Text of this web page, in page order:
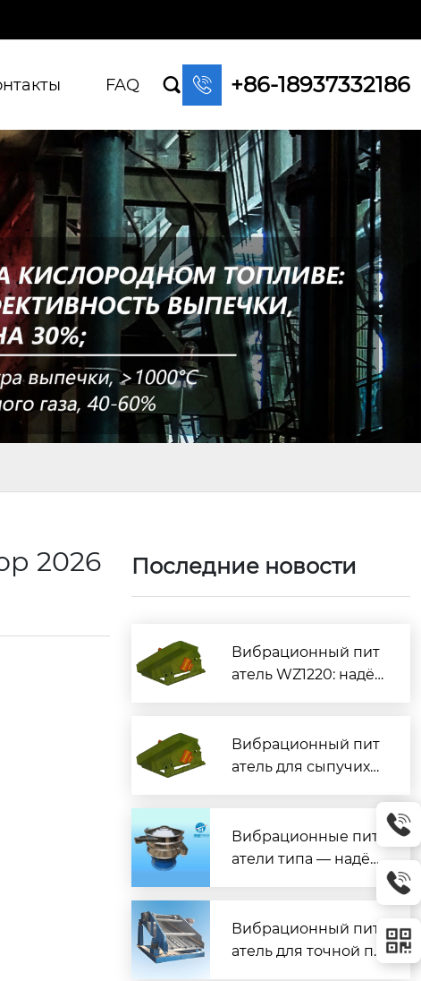
FAQ   +86-18937332186
2026 Последние новости
Вибрационный пит
атель WZ1220: надё
Вибрационный пит
атель для сыпучих
жная подача без пр
остоев
Вибрационные пит
атели типа — надёж
томатизации подач
и материалов
Вибрационный пит
атель для точной по